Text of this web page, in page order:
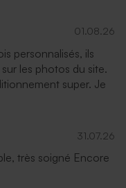
01.08.26
personnalisés, ils
les photos du site.
super. Je
31.07.26
très soigné Encore